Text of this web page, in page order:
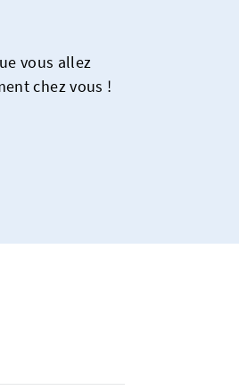
vous allez
chez vous !